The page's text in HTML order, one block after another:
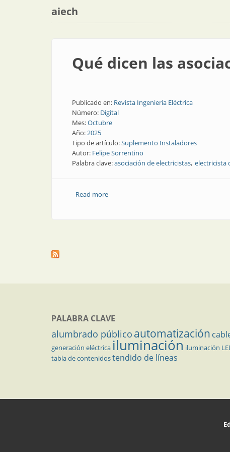
aiech
Qué dicen las
Publicado en: Revista Ingeniería Eléctrica
Número: Digital
Mes:Octubre
Año:2025
Tipo de artículo:Suplemento Instaladores
Autor: Felipe Sorrentino
Palabra clave:asociación de electricistas electricista
Read moreabout Qué dicen las asociaciones de
PALABRA CLAVE
alumbrado público automatización
generación eléctrica iluminación iluminación
tabla de contenidostendido de líneas